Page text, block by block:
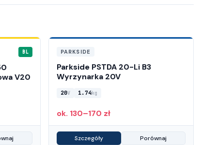
BL
V20
PARKSIDE
Parkside PSTDA 20-Li B3
Wyrzynarka 20V
20V 1.74kg
ok. 130–170 zł
Szczegóły Porównaj